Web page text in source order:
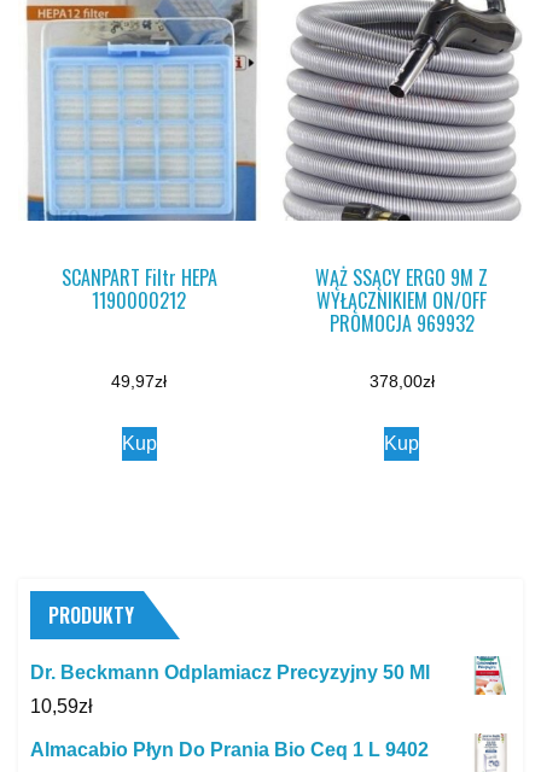
SCANPART Filtr HEPA
1190000212
49,97zł
Kup
WĄŻ SSĄCY ERGO 9M Z
WYŁĄCZNIKIEM ON/OFF
PROMOCJA 969932
378,00zł
Kup
PRODUKTY
Dr. Beckmann Odplamiacz Precyzyjny 50 Ml
10,59zł
Almacabio Płyn Do Prania Bio Ceq 1 L 9402